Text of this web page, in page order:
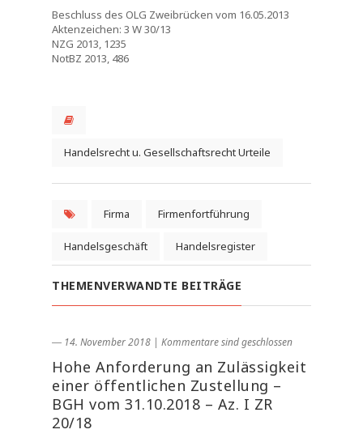
Beschluss des OLG Zweibrücken vom 16.05.2013
Aktenzeichen: 3 W 30/13
NZG 2013, 1235
NotBZ 2013, 486
Handelsrecht u. Gesellschaftsrecht Urteile
Firma Firmenfortführung
Handelsgeschäft Handelsregister
THEMENVERWANDTE BEITRÄGE
― 14. November 2018 | Kommentare sind geschlossen
Hohe Anforderung an Zulässigkeit
einer öffentlichen Zustellung –
BGH vom 31.10.2018 – Az. I ZR
20/18